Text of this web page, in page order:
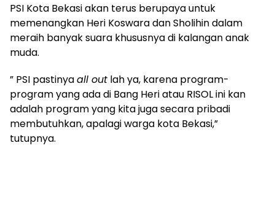
PSI Kota Bekasi akan terus berupaya untuk
memenangkan Heri Koswara dan Sholihin dalam
meraih banyak suara khususnya di kalangan anak
muda.
” PSI pastinyaall out lah ya, karena program-
program yang ada di Bang Heri atau RISOL ini kan
adalah program yang kita juga secara pribadi
membutuhkan, apalagi warga kota Bekasi,”
tutupnya.